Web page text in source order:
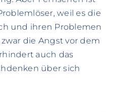
weil es die
und ihren Problemen
die Angst vor dem
auch das
über sich